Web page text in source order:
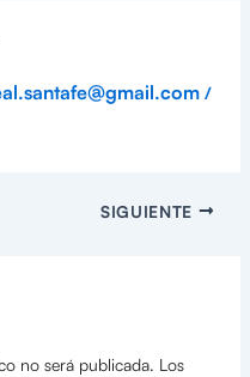
/
SIGUIENTE
no será publicada. Los